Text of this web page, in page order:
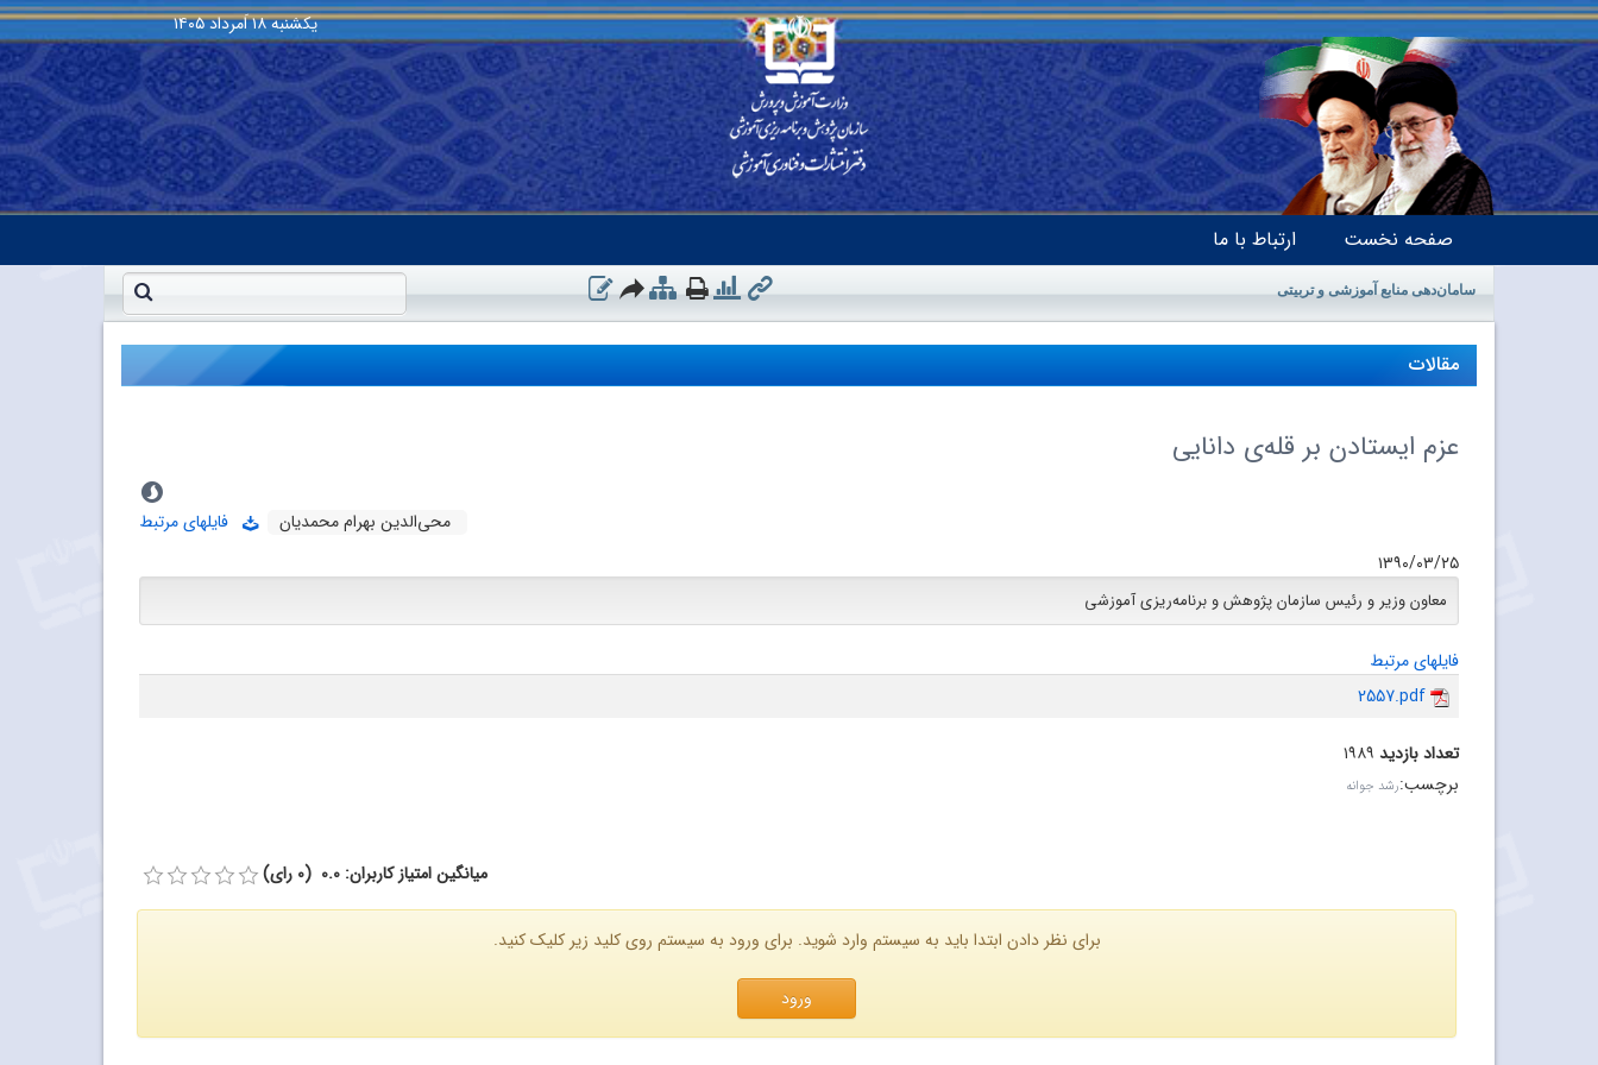
یکشنبه۱۸ اَمرداد ۱۴۰۵
صفحه نخست ارتباط با ما
سامان‌دهی منابع آموزشی و تربیتی
مقالات
عزم ایستادن بر قله‌ى دانایى
محی‌الدین بهرام محمدیان
فایلهای مرتبط
۱۳۹۰/۰۳/۲۵
معاون وزیر و رئیس سازمان پژوهش و برنامه‌ریزی آموزشی
فایلهای مرتبط
2557.pdf
تعداد بازدید ۱۹۸۹
برچسب:رشد جوانه
میانگین امتیاز کاربران: 0.0 (0 رای)
برای نظر دادن ابتدا باید به سیستم وارد شوید. برای ورود به سیستم روی کلید زیر کلیک کنید.
ورود